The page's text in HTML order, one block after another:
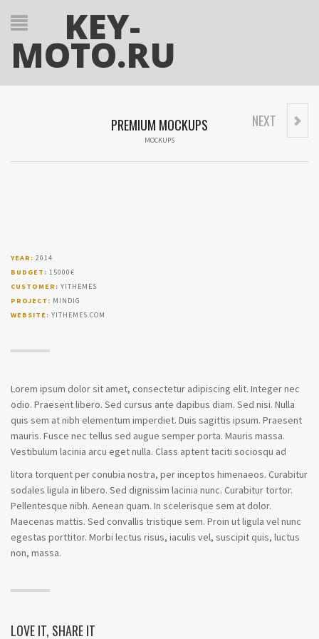
KEY-
MOTO.RU
PREMIUM MOCKUPS
MOCKUPS
NEXT
YEAR: 2014
BUDGET: 15000€
CUSTOMER: YITHEMES
PROJECT: MINDIG
WEBSITE: YITHEMES.COM
Lorem ipsum dolor sit amet, consectetur adipiscing elit. Integer nec
odio. Praesent libero. Sed cursus ante dapibus diam. Sed nisi. Nulla
quis sem at nibh elementum imperdiet. Duis sagittis ipsum. Praesent
mauris. Fusce nec tellus sed augue semper porta. Mauris massa.
Vestibulum lacinia arcu eget nulla. Class aptent taciti sociosqu ad
litora torquent per conubia nostra, per inceptos himenaeos. Curabitur
sodales ligula in libero. Sed dignissim lacinia nunc. Curabitur tortor.
Pellentesque nibh. Aenean quam. In scelerisque sem at dolor.
Maecenas mattis. Sed convallis tristique sem. Proin ut ligula vel nunc
egestas porttitor. Morbi lectus risus, iaculis vel, suscipit quis, luctus
non, massa.
LOVE IT, SHARE IT